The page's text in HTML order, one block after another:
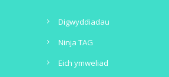
Digwyddiadau
Ninja TAG
Eich ymweliad